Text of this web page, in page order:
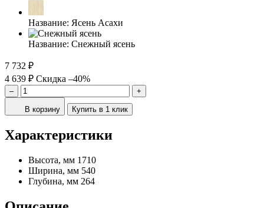
Название: Ясень Асахи
Название: Снежный ясень
7 732 ₽
4 639 ₽ Скидка –40%
– +
В корзину Купить в 1 клик
Характеристики
Высота, мм 1710
Ширина, мм 540
Глубина, мм 264